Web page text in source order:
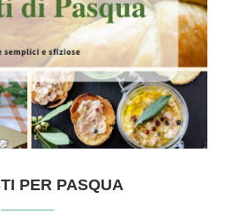
PER PASQUA